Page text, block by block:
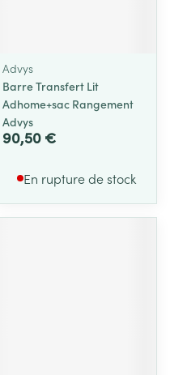
Advys
Barre Transfert Lit
Adhome+sac Rangement
Advys
90,50 €
En rupture de stock